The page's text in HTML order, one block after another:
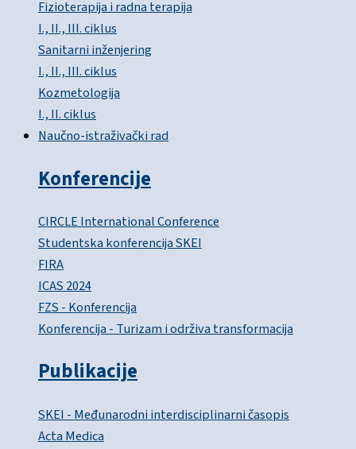
Fizioterapija i radna terapija
I., II., III. ciklus
Sanitarni inženjering
I., II., III. ciklus
Kozmetologija
I., II. ciklus
Naučno-istraživački rad
Konferencije
CIRCLE International Conference
Studentska konferencija SKEI
FIRA
ICAS 2024
FZS - Konferencija
Konferencija - Turizam i održiva transformacija
Publikacije
SKEI - Međunarodni interdisciplinarni časopis
Acta Medica